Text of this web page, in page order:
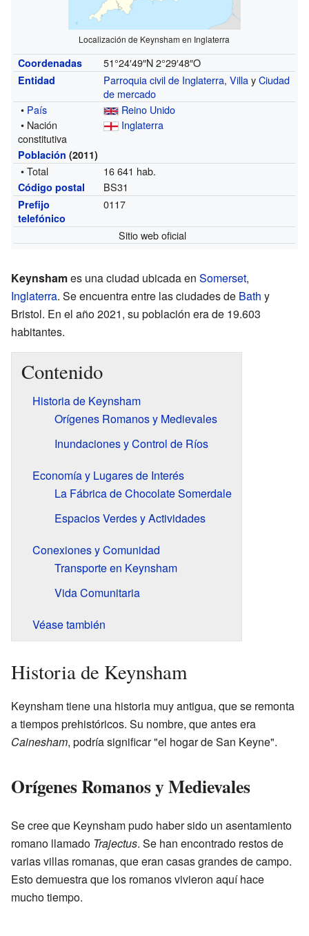
Localización de Keynsham en Inglaterra
Coordenadas 51°24′49″N 2°29′48″O
Entidad Parroquia civil de Inglaterra,VillayCiudad
de mercado
• País
Reino Unido
• Nación
constitutiva
Inglaterra
Población (2011)
• Total 16 641 hab.
Código postal BS31
Prefijo
telefónico
0117
Sitio web oficial
Keynshames una ciudad ubicada en Somerset,
Inglaterra. Se encuentra entre las ciudades de Bath y
Bristol. En el año 2021, su población era de 19.603
habitantes.
Contenido
Historia de Keynsham
Orígenes Romanos y Medievales
Inundaciones y Control de Ríos
Economía y Lugares de Interés
La Fábrica de Chocolate Somerdale
Espacios Verdes y Actividades
Conexiones y Comunidad
Transporte en Keynsham
Vida Comunitaria
Véase también
Historia de Keynsham
Keynsham tiene una historia muy antigua, que se remonta
a tiempos prehistóricos. Su nombre, que antes era
Cainesham, podría significar "el hogar de San Keyne".
Orígenes Romanos y Medievales
Se cree que Keynsham pudo haber sido un asentamiento
romano llamado Trajectus. Se han encontrado restos de
varias villas romanas, que eran casas grandes de campo.
Esto demuestra que los romanos vivieron aquí hace
mucho tiempo.